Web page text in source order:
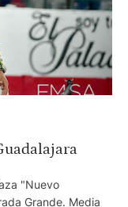
"Nuevo
Grande. Media